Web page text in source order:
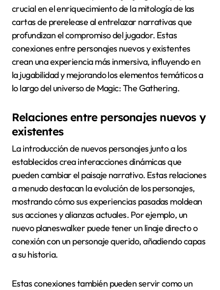
crucial en el enriquecimiento de la mitología de las
cartas de prerelease al entrelazar narrativas que
profundizan el compromiso del jugador. Estas
conexiones entre personajes nuevos y existentes
crean una experiencia más inmersiva, influyendo en
la jugabilidad y mejorando los elementos temáticos a
lo largo del universo de Magic: The Gathering.
Relaciones entre personajes nuevos y
existentes
La introducción de nuevos personajes junto a los
establecidos crea interacciones dinámicas que
pueden cambiar el paisaje narrativo. Estas relaciones
a menudo destacan la evolución de los personajes,
mostrando cómo sus experiencias pasadas moldean
sus acciones y alianzas actuales. Por ejemplo, un
nuevo planeswalker puede tener un linaje directo o
conexión con un personaje querido, añadiendo capas
a su historia.
Estas conexiones también pueden servir como un